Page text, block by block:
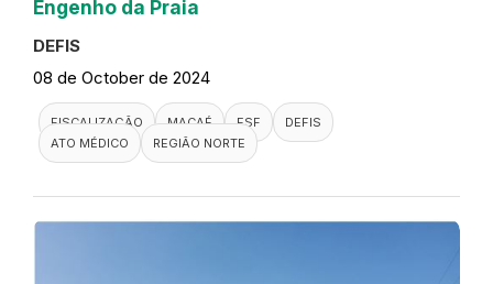
Engenho da Praia
DEFIS
08 de October de 2024
FISCALIZAÇÃO MACAÉ ESF
DEFIS
ATO MÉDICO
REGIÃO NORTE